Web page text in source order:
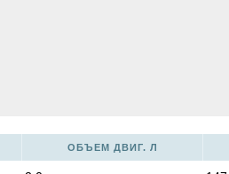
ОБЪЕМ ДВИГ. Л